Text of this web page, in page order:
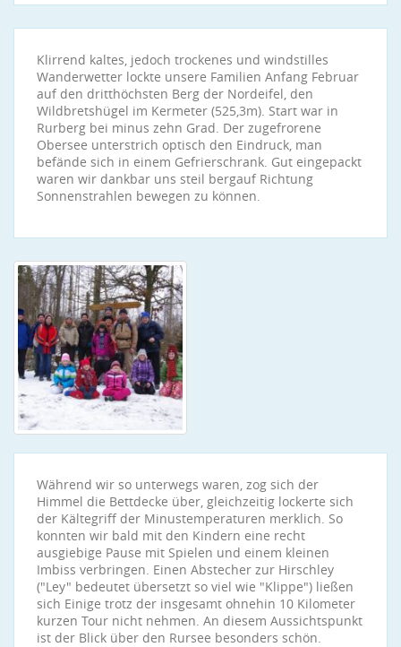
Klirrend kaltes, jedoch trockenes und windstilles
Wanderwetter lockte unsere Familien Anfang Februar
auf den dritthöchsten Berg der Nordeifel, den
Wildbretshügel im Kermeter (525,3m). Start war in
Rurberg bei minus zehn Grad. Der zugefrorene
Obersee unterstrich optisch den Eindruck, man
befände sich in einem Gefrierschrank. Gut eingepackt
waren wir dankbar uns steil bergauf Richtung
Sonnenstrahlen bewegen zu können.
Während wir so unterwegs waren, zog sich der
Himmel die Bettdecke über, gleichzeitig lockerte sich
der Kältegriff der Minustemperaturen merklich. So
konnten wir bald mit den Kindern eine recht
ausgiebige Pause mit Spielen und einem kleinen
Imbiss verbringen. Einen Abstecher zur Hirschley
("Ley" bedeutet übersetzt so viel wie "Klippe") ließen
sich Einige trotz der insgesamt ohnehin 10 Kilometer
kurzen Tour nicht nehmen. An diesem Aussichtspunkt
ist der Blick über den Rursee besonders schön.